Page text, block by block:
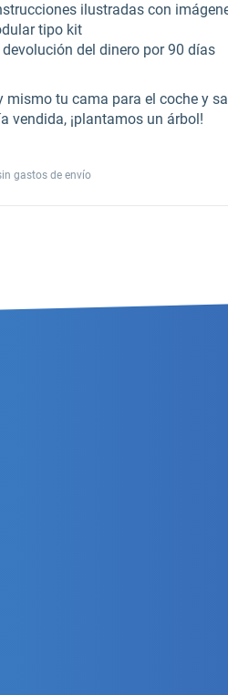
ilustradas con
tipo kit
devolución del dinero por 90 días
mismo tu cama para el coche y
vendida, ¡plantamos un árbol!
gastos de envío